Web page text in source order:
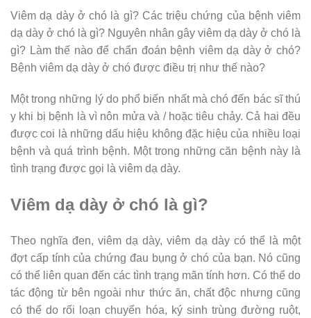
Viêm dạ dày ở chó là gì? Các triệu chứng của bệnh viêm
dạ dày ở chó là gì? Nguyên nhân gây viêm dạ dày ở chó là
gì? Làm thế nào để chẩn đoán bệnh viêm dạ dày ở chó?
Bệnh viêm dạ dày ở chó được điều trị như thế nào?
Một trong những lý do phổ biến nhất mà chó đến bác sĩ thú
y khi bị bệnh là vì nôn mửa và / hoặc tiêu chảy. Cả hai đều
được coi là những dấu hiệu không đặc hiệu của nhiều loại
bệnh và quá trình bệnh. Một trong những căn bệnh này là
tình trạng được gọi là viêm dạ dày.
Viêm dạ dày ở chó là gì?
Theo nghĩa đen, viêm dạ dày, viêm dạ dày có thể là một
đợt cấp tính của chứng đau bụng ở chó của bạn. Nó cũng
có thể liên quan đến các tình trạng mãn tính hơn. Có thể do
tác động từ bên ngoài như thức ăn, chất độc nhưng cũng
có thể do rối loạn chuyển hóa, ký sinh trùng đường ruột,